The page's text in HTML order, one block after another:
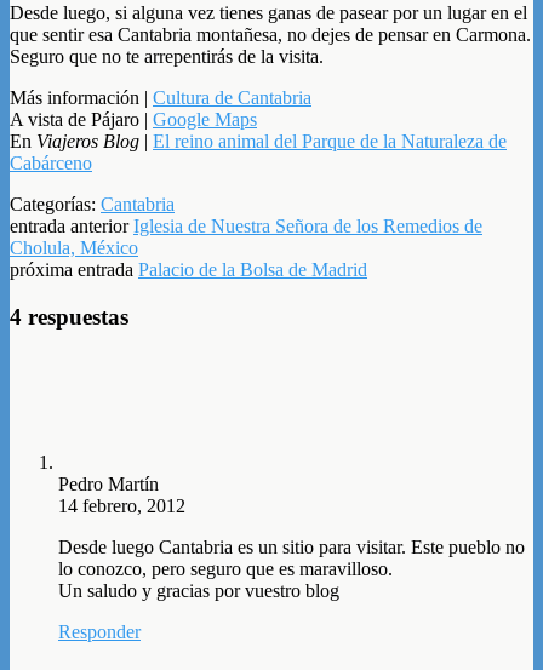
Desde luego, si alguna vez tienes ganas de pasear por un lugar en el
que sentir esa Cantabria montañesa, no dejes de pensar en Carmona.
Seguro que no te arrepentirás de la visita.
Más información | Cultura de Cantabria
A vista de Pájaro | Google Maps
En Viajeros Blog | El reino animal del Parque de la Naturaleza de
Cabárceno
Categorías: Cantabria
entrada anteriorIglesia de Nuestra Señora de los Remedios de
Cholula, México
próxima entrada Palacio de la Bolsa de Madrid
4 respuestas
Pedro Martín
14 febrero, 2012
Desde luego Cantabria es un sitio para visitar. Este pueblo no
lo conozco, pero seguro que es maravilloso.
Un saludo y gracias por vuestro blog
Responder